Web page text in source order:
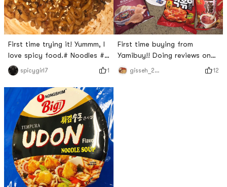
First time trying it! Yummm, I
love spicy food.# Noodles ##
Spicy #spicygirl7 1
First time buying from
Yamibuy!! Doing reviews on
everything I bought. What
gisseh_213 12